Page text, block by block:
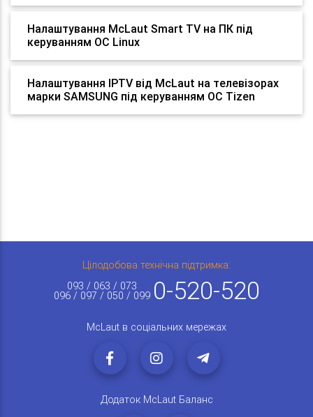
Налаштування McLaut Smart TV на ПК під
керуванням ОС Linux
Налаштування IPTV від McLaut на телевізорах
марки SAMSUNG під керуванням ОС Tizen
Цілодобова технічна підтримка:
093 / 063 / 073
096 / 097 / 050 / 099 0-520-520
McLaut в соціальних мережах
Додаток McLaut Баланс